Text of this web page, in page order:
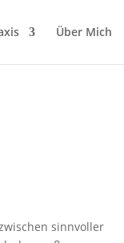
Über Mich
sinnvoller